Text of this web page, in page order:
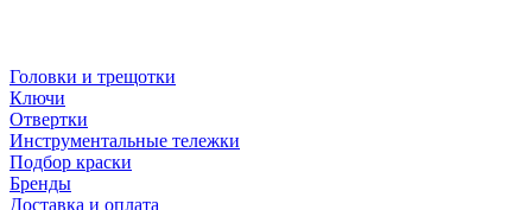
Головки и трещотки
Ключи
Отвертки
Инструментальные тележки
Подбор краски
Бренды
Доставка и оплата